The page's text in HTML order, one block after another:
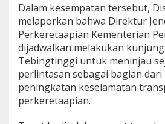
Dalam kesempatan tersebut,
melaporkan bahwa Direktur
Perkeretaapian Kementerian
dijadwalkan melakukan
Tebingtinggi untuk meninjau
perlintasan sebagai bagian
peningkatan keselamatan
perkeretaapian.